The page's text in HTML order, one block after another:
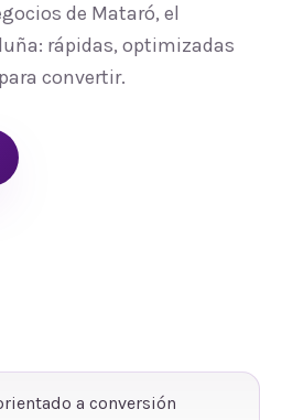
de Mataró, el
rápidas, optimizadas
convertir.
a conversión